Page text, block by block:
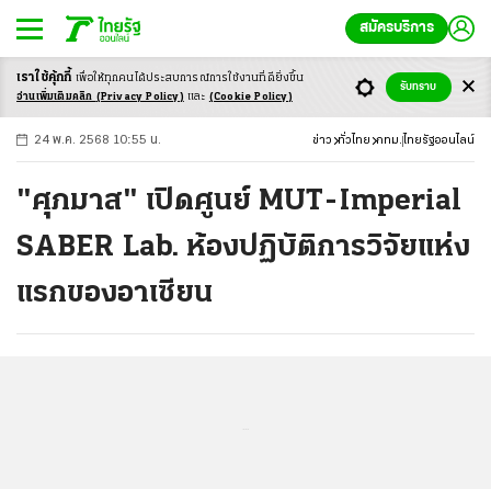
สมัครบริการ
-ก ก ก+
24 พ.ค. 2568 10:55 น. ข่าว ทั่วไทย กทม. ไทยรัฐออนไลน์
"ศุภมาส" เปิดศูนย์ MUT-Imperial
SABER Lab. ห้องปฏิบัติการวิจัยแห่ง
แรกของอาเซียน
เราใช้คุ้กกี้ เพื่อให้ทุกคนได้ประสบการณ์การใช้งานที่ดียิ่งขึ้น
อ่านเพิ่มเติมคลิก (Privacy Policy) และ (Cookie Policy)
รับทราบ